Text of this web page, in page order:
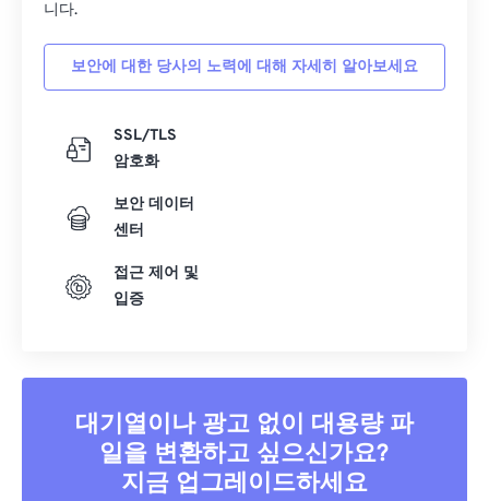
니다.
보안에 대한 당사의 노력에 대해 자세히 알아보세요
SSL/TLS
암호화
보안 데이터
센터
접근 제어 및
입증
대기열이나 광고 없이 대용량 파
일을 변환하고 싶으신가요?
지금 업그레이드하세요